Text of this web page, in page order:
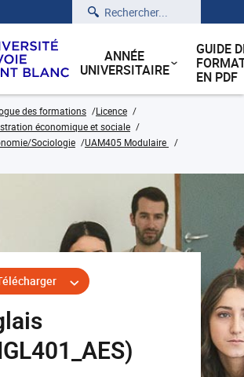
Rechercher
ANNÉE
UNIVERSITAIRE
GUIDE
EN PDF
des formations
Licence
économique et sociale
Sociologie
UAM405 Modulaire